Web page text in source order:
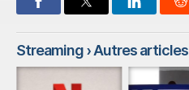
Streaming› Autres